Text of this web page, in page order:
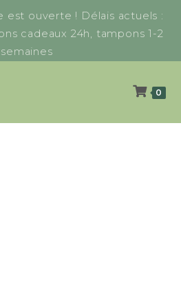
est ouverte ! Délais actuels :
cadeaux 24h, tampons 1-2
semaines
0